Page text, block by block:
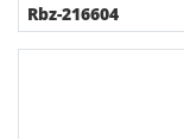
Rbz-216604